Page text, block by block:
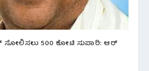
ಸೋಲಿಸಲು 500 ಕೋಟಿ ಸುಪಾರಿ: ಆರ್